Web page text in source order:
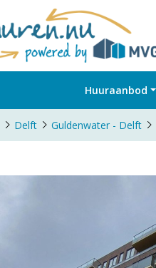
Huuraanbod
Delft Guldenwater - Delft